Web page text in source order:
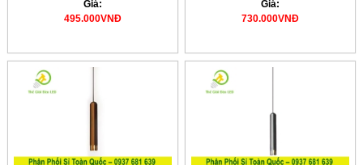
Giá:
495.000VNĐ
Giá:
730.000VNĐ